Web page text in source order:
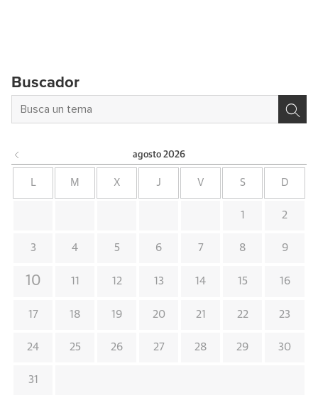
Buscador
agosto 2026
L M X J V S D
1 2
3 4 5 6 7 8 9
10 11 12 13 14 15 16
17 18 19 20 21 22 23
24 25 26 27 28 29 30
31